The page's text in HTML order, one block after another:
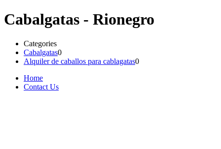
Cabalgatas - Rionegro
Categories
Cabalgatas0
Alquiler de caballos para cablagatas0
Home
Contact Us